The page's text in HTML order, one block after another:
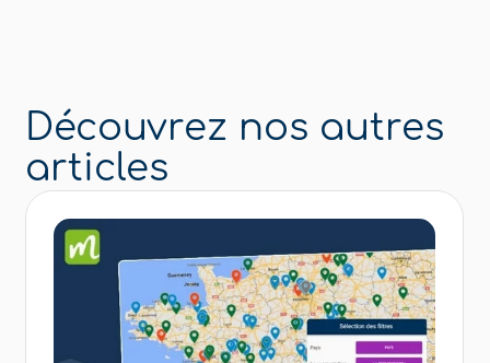
Découvrez nos autres
articles